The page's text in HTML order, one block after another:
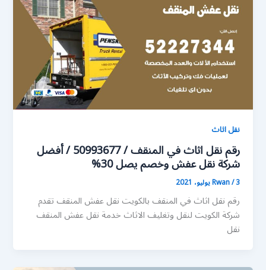
نقل اثاث
رقم نقل اثاث في المنقف / 50993677 / أفضل
شركة نقل عفش وخصم يصل 30%
Rwan/3 يوليو، 2021
رقم نقل اثاث في المنقف بالكويت نقل عفش المنقف تقدم
شركة الكويت لنقل وتغليف الاثاث خدمة نقل عفش المنقف
نقل